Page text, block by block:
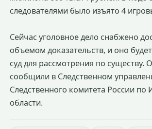
следователями было изъято 4
Сейчас уголовное дело снабжено
объемом доказательств, и оно
суд для рассмотрения по существу.
сообщили в Следственном
Следственного комитета России по
области.